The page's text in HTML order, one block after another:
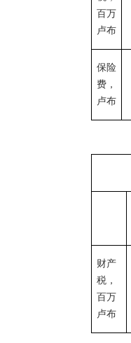
百万
卢布
保险
费 ，
卢布
财产
税 ，
百万
卢布